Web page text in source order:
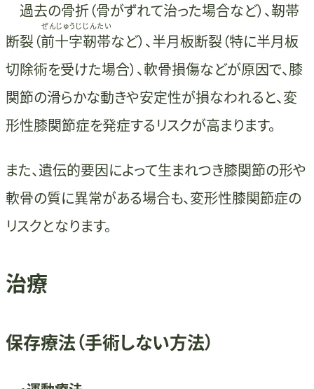
過去の骨折（骨がずれて治った場合など）、靭帯
断裂（前十字靭帯
ぜんじゅうじじんたい
など）、半月板断裂（特に半月板
切除術を受けた場合）、軟骨損傷などが原因で、膝
関節の滑らかな動きや安定性が損なわれると、変
形性膝関節症を発症するリスクが高まります。
また、遺伝的要因によって生まれつき膝関節の形や
軟骨の質に異常がある場合も、変形性膝関節症の
リスクとなります。
治療
保存療法（手術しない方法）